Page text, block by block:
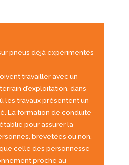
pneus déjà expérimentés
travailler avec un
d’exploitation, dans
les travaux présentent un
La formation de conduite
pour assurer la
brevetées ou non,
celle des personnesse
proche au